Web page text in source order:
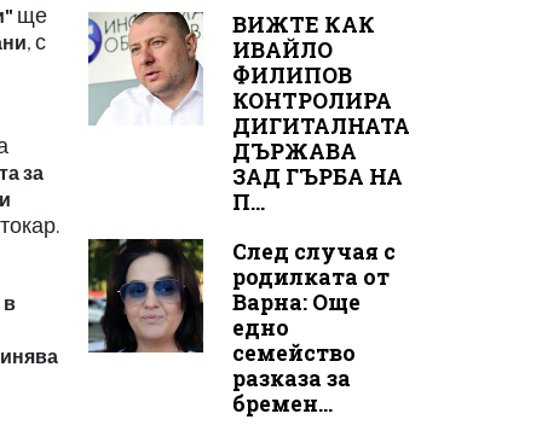
ще
, с
за
в
ВИЖТЕ КАК
ИВАЙЛО
ФИЛИПОВ
КОНТРОЛИРА
ДИГИТАЛНАТА
ДЪРЖАВА
ЗАД ГЪРБА НА
П...
След случая с
родилката от
Варна: Още
едно
семейство
разказа за
бремен...